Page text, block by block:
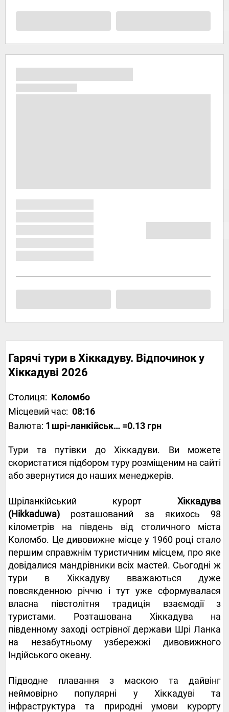
Гарячі тури в Хіккадуву. Відпочинок у
Хіккадуві 2026
Столиця: Коломбо
Місцевий час: 08:16
Валюта: 1 шрі-ланкійська рупія =0.13 грн
Тури та путівки до Хіккадуви. Ви можете
скористатися підбором туру розміщеним на сайті
або звернутися до наших менеджерів.
Шріланкійський курорт Хіккадува
(Hikkaduwa) розташований за якихось 98
кілометрів на південь від столичного міста
Коломбо. Це дивовижне місце у 1960 році стало
першим справжнім туристичним місцем, про яке
довідалися мандрівники всіх мастей. Сьогодні ж
тури в Хіккадуву вважаються дуже
повсякденною річчю і тут уже сформувалася
власна півстолітня традиція взаємодії з
туристами. Розташована Хіккадува на
південному заході острівної держави Шрі Ланка
на незабутньому узбережжі дивовижного
Індійського океану.
Підводне плавання з маскою та дайвінг
неймовірно популярні у Хіккадуві та
інфраструктура та природні умови курорту